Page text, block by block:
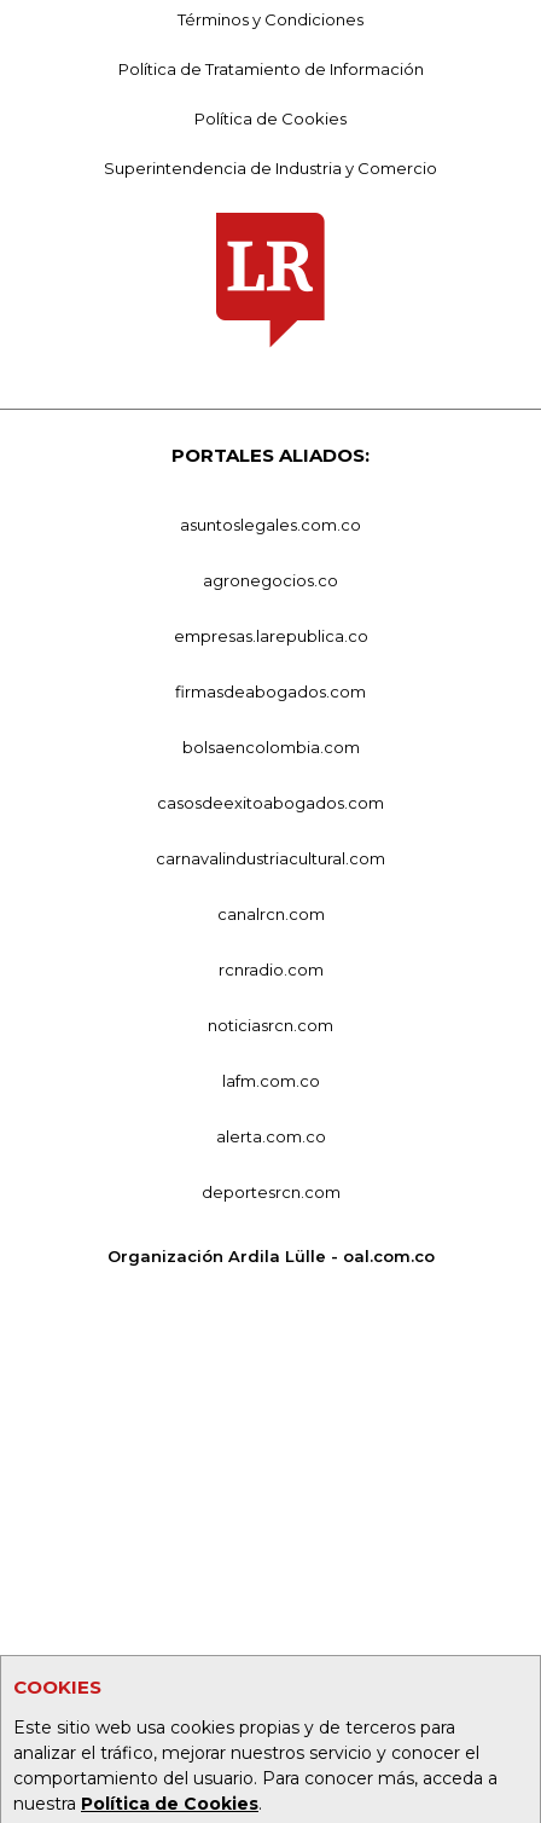
COOKIES
Este sitio web usa cookies propias y de terceros para
analizar el tráfico, mejorar nuestros servicio y conocer el
comportamiento del usuario. Para conocer más, acceda a
nuestra Política de Cookies.
Términos y Condiciones
Política de Tratamiento de Información
Política de Cookies
Superintendencia de Industria y Comercio
PORTALES ALIADOS:
asuntoslegales.com.co
agronegocios.co
empresas.larepublica.co
firmasdeabogados.com
bolsaencolombia.com
casosdeexitoabogados.com
carnavalindustriacultural.com
canalrcn.com
rcnradio.com
noticiasrcn.com
lafm.com.co
alerta.com.co
deportesrcn.com
Organización Ardila Lülle - oal.com.co